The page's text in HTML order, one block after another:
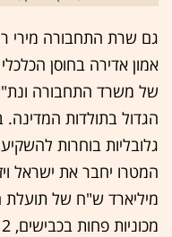
גם שרת התחבורה מירי
אמון אדירה בחוסן
של משרד התחבורה
הגדול בתולדות
גלובליות בוחרות
מיליארד ש"ח של תועלת